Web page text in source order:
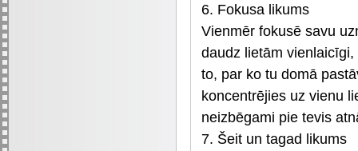
6. Fokusa likums
Vienmēr fokusē savu
daudz lietām
to, par ko tu domā
koncentrējies uz vienu
neizbēgami pie tevis
7. Šeit un tagad likums